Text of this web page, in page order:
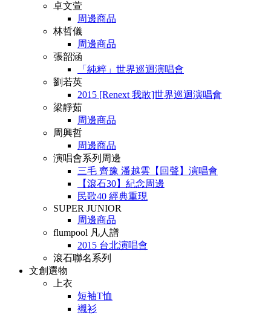
卓文萱
周邊商品
林哲儀
周邊商品
張韶涵
「純粹」世界巡迴演唱會
劉若英
2015 [Renext 我敢]世界巡迴演唱會
梁靜茹
周邊商品
周興哲
周邊商品
演唱會系列周邊
三毛 齊豫 潘越雲【回聲】演唱會
【滾石30】紀念周邊
民歌40 經典重現
SUPER JUNIOR
周邊商品
flumpool 凡人譜
2015 台北演唱會
滾石聯名系列
文創選物
上衣
短袖T恤
襯衫